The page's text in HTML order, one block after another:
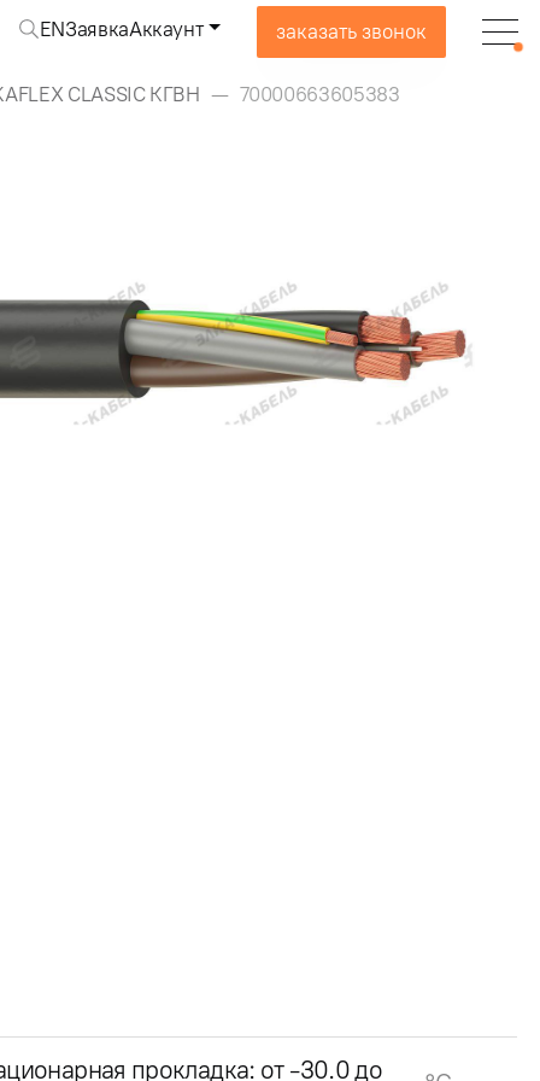
ENЗаявкаАккаунт заказать звонок
CLASSIC КГВН 70000663605383
прокладка: от -30.0 до